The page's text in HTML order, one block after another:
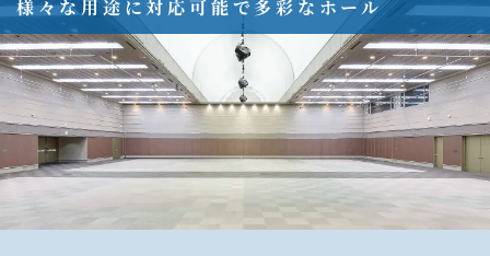
様々な用途に対応可能で多彩なホール